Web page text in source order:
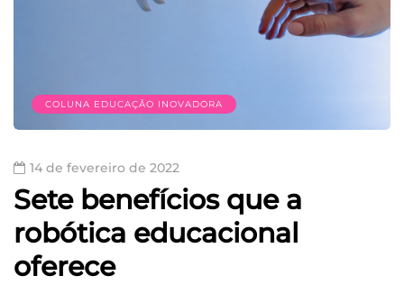
COLUNA EDUCAÇÃO INOVADORA
14 de fevereiro de 2022
Sete benefícios que a
robótica educacional
oferece